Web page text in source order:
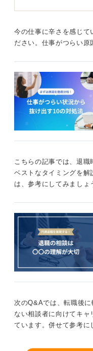
前に、その正体を見
慣れで解決するこ
相談しよう
もし、しんどさの原
変」といった、いわ
決していく可能性が
しかし、「組織文化
しても共感できない
的な意見を聞いてみ
1
今の仕事に辛さを感じて
ださい。仕事がつらい原
こちらの記事では、退
ベストなタイミングを解
は、参考にしてみましょ
次のQ&Aでは、転職後
ない相談者に向けてキャ
ています。併せて参考に